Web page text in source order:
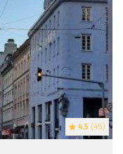
4.5 (45)